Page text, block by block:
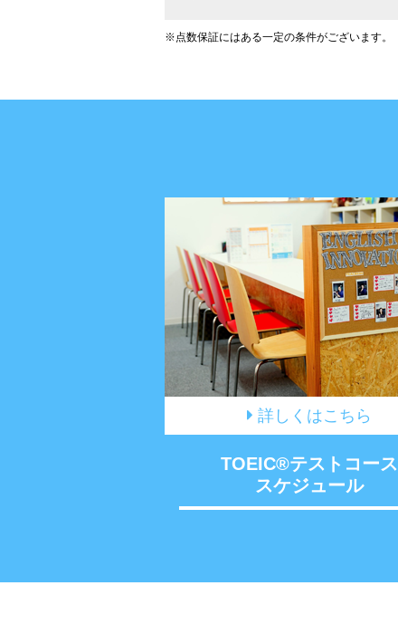
※点数保証にはある一定の条件がございます。
詳しくはこちら
TOEIC®テストコース
スケジュール